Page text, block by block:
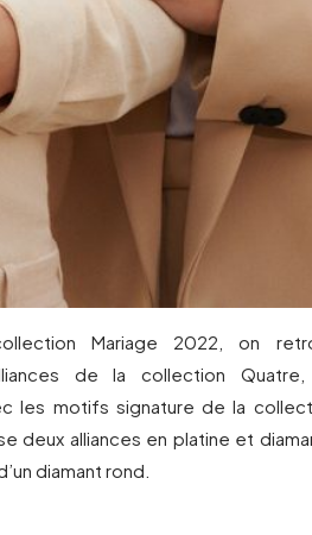
Mariage 2022, on
de la collection
les motifs signature de la
deux alliances en platine et
diamant rond.